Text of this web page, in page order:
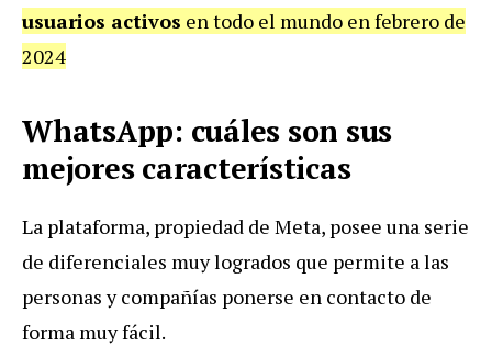
usuarios activos en todo el mundo en febrero de
2024
WhatsApp: cuáles son sus
mejores características
La plataforma, propiedad de Meta, posee una serie
de diferenciales muy logrados que permite a las
personas y compañías ponerse en contacto de
forma muy fácil.